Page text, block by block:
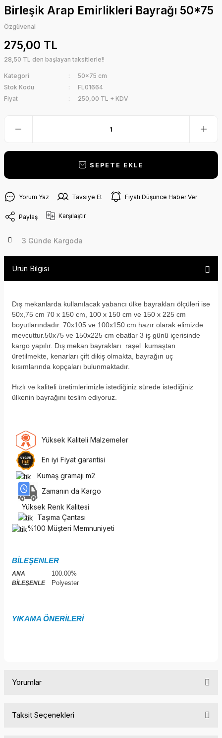
Birleşik Arap Emirlikleri Bayrağı 50*75
Özgüvenal
275,00 TL
28,50 TL den başlayan taksitlerle!!
Kategori
50x75 cm
Stok Kodu
FL01664
Fiyat
250,00 TL + KDV
SEPETE EKLE
Yorum Yaz Tavsiye Et Fiyatı Düşünce Haber Ver
Paylaş Karşılaştır
3 Günde Kargoda
Ürün Bilgisi
Dış mekanlarda kullanılacak yabancı ülke bayrakları ölçüleri ise
50x,75 cm 70 x 150 cm, 100 x 150 cm ve 150 x 225 cm
boyutlarındadır. 70x105 ve 100x150 cm hazır olarak elimizde
mevcuttur.50x75 ve 150x225 cm ebatlar 3 iş günü içerisinde
kargo yapılır. Dış mekan bayrakları raşel kumaştan
üretilmekte, kenarları çift dikiş olmakta, bayrağın uç
kısımlarında kopçaları bulunmaktadır.
Hızlı ve kaliteli üretimlerimizle istediğiniz sürede istediğiniz
ülkenin bayrağını teslim ediyoruz.
Yüksek Kaliteli Malzemeler
En iyi Fiyat garantisi
Kumaş gramajı m2
Zamanın da Kargo
Yüksek Renk Kalitesi
Taşıma Çantası
%100 Müşteri Memnuniyeti
BİLEŞENLER
ANA
BİLEŞENLE
100.00%
Polyester
YIKAMA ÖNERİLERİ
Yorumlar
Taksit Seçenekleri